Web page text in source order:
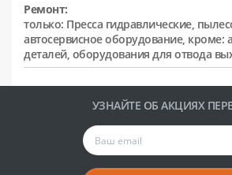
Ремонт:
только: Пресса гидравлические,
автосервисное оборудование, кроме:
деталей, оборудования для отвода
УЗНАЙТЕ ОБ АКЦИЯХ